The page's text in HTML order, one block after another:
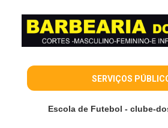
SERVIÇOS
Escola de Futebol - clube-